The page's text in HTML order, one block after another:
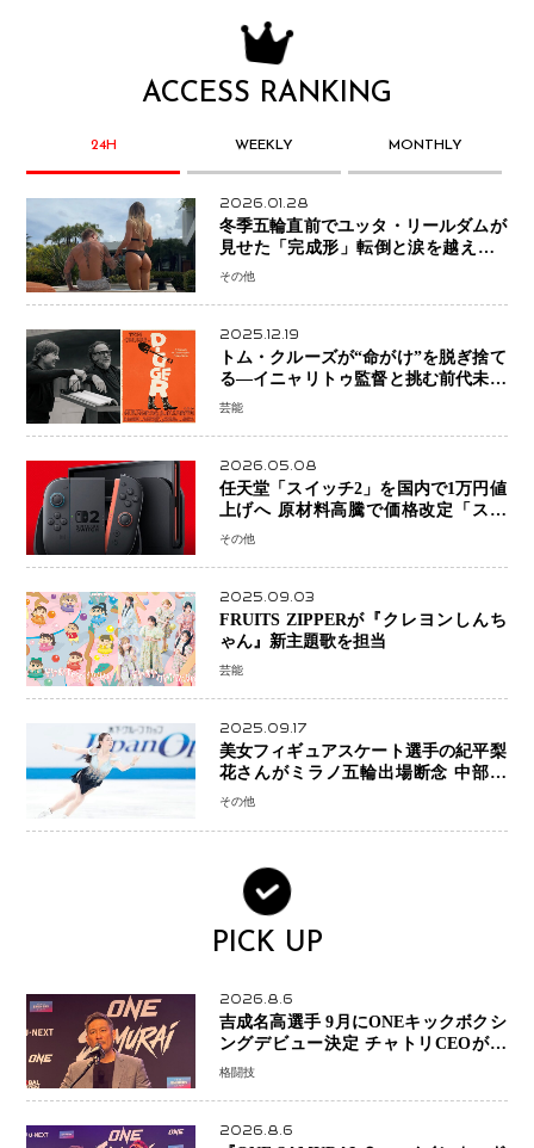
ACCESS RANKING
24H WEEKLY MONTHLY
2026.01.28
冬季五輪直前でユッタ・リールダムが
見せた「完成形」転倒と涙を越えて─
ミラノで金を狙うオランダ女王の現在
その他
2025.12.19
トム・クルーズが“命がけ”を脱ぎ捨て
る―イニャリトゥ監督と挑む前代未聞
の大惨事コメディ「DIGGER ディガ
芸能
2026.05.08
任天堂「スイッチ2」を国内で1万円値
上げへ 原材料高騰で価格改定「スイ
ッチオンライン」も引き上げ
その他
2025.09.03
FRUITS ZIPPERが『クレヨンしんち
ゃん』新主題歌を担当
芸能
2025.09.17
美女フィギュアスケート選手の紀平梨
花さんがミラノ五輪出場断念 中部選
手権欠場を発表「安全最優先の判断」
その他
PICK UP
2026.8.6
吉成名高選手 9月にONEキックボクシ
ングデビュー決定 チャトリCEOがサ
プライズ発表 2カ月連続参戦へ
格闘技
2026.8.6